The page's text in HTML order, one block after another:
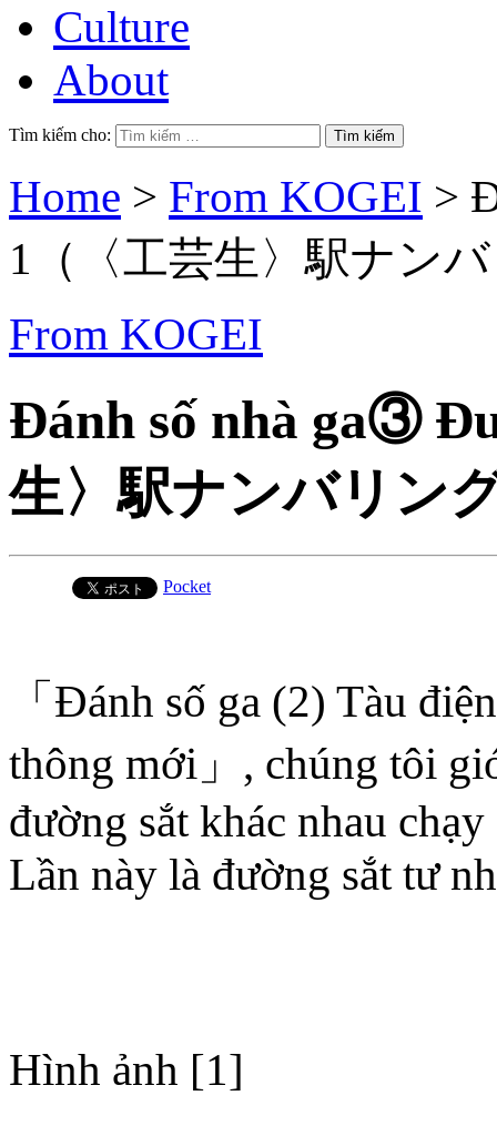
Culture
About
Tìm kiếm cho:
Home > From KOGEI >
1（〈工芸生〉駅ナン
From KOGEI
Đánh số nhà ga③
生〉駅ナンバリン
Pocket
「Đánh số ga (2) Tàu
thông mới」, chúng tôi
đường sắt khác nhau
Lần này là đường sắt tư
Hình ảnh [1]